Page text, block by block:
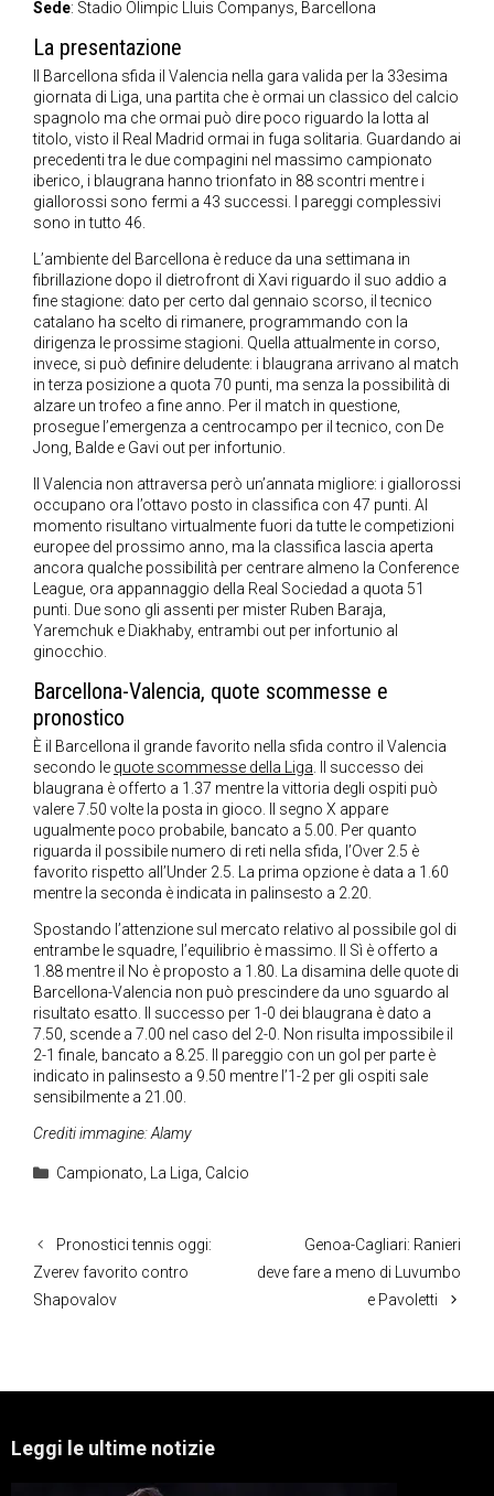
Sede: Stadio Olimpic Lluis Companys, Barcellona
La presentazione
Il Barcellona sfida il Valencia nella gara valida per la 33esima
giornata di Liga, una partita che è ormai un classico del calcio
spagnolo ma che ormai può dire poco riguardo la lotta al
titolo, visto il Real Madrid ormai in fuga solitaria. Guardando ai
precedenti tra le due compagini nel massimo campionato
iberico, i blaugrana hanno trionfato in 88 scontri mentre i
giallorossi sono fermi a 43 successi. I pareggi complessivi
sono in tutto 46.
L’ambiente del Barcellona è reduce da una settimana in
fibrillazione dopo il dietrofront di Xavi riguardo il suo addio a
fine stagione: dato per certo dal gennaio scorso, il tecnico
catalano ha scelto di rimanere, programmando con la
dirigenza le prossime stagioni. Quella attualmente in corso,
invece, si può definire deludente: i blaugrana arrivano al match
in terza posizione a quota 70 punti, ma senza la possibilità di
alzare un trofeo a fine anno. Per il match in questione,
prosegue l’emergenza a centrocampo per il tecnico, con De
Jong, Balde e Gavi out per infortunio.
Il Valencia non attraversa però un’annata migliore: i giallorossi
occupano ora l’ottavo posto in classifica con 47 punti. Al
momento risultano virtualmente fuori da tutte le competizioni
europee del prossimo anno, ma la classifica lascia aperta
ancora qualche possibilità per centrare almeno la Conference
League, ora appannaggio della Real Sociedad a quota 51
punti. Due sono gli assenti per mister Ruben Baraja,
Yaremchuk e Diakhaby, entrambi out per infortunio al
ginocchio.
Barcellona-Valencia, quote scommesse e
pronostico
È il Barcellona il grande favorito nella sfida contro il Valencia
secondo le quote scommesse della Liga. Il successo dei
blaugrana è offerto a 1.37 mentre la vittoria degli ospiti può
valere 7.50 volte la posta in gioco. Il segno X appare
ugualmente poco probabile, bancato a 5.00. Per quanto
riguarda il possibile numero di reti nella sfida, l’Over 2.5 è
favorito rispetto all’Under 2.5. La prima opzione è data a 1.60
mentre la seconda è indicata in palinsesto a 2.20.
Spostando l’attenzione sul mercato relativo al possibile gol di
entrambe le squadre, l’equilibrio è massimo. Il Sì è offerto a
1.88 mentre il No è proposto a 1.80. La disamina delle quote di
Barcellona-Valencia non può prescindere da uno sguardo al
risultato esatto. Il successo per 1-0 dei blaugrana è dato a
7.50, scende a 7.00 nel caso del 2-0. Non risulta impossibile il
2-1 finale, bancato a 8.25. Il pareggio con un gol per parte è
indicato in palinsesto a 9.50 mentre l’1-2 per gli ospiti sale
sensibilmente a 21.00.
Crediti immagine: Alamy
Categorie
Campionato, La Liga, Calcio
Pronostici tennis oggi:
Zverev favorito contro
Shapovalov
Genoa-Cagliari: Ranieri
deve fare a meno di Luvumbo
e Pavoletti
Leggi le ultime notizie